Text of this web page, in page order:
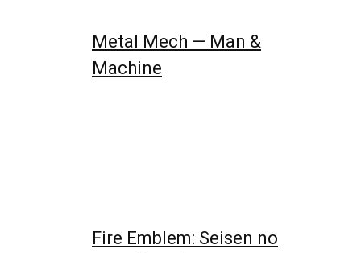
Metal Mech — Man &
Machine
Fire Emblem: Seisen no